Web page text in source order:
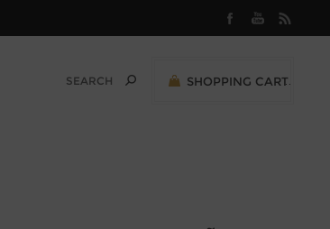
SHOPPING CART